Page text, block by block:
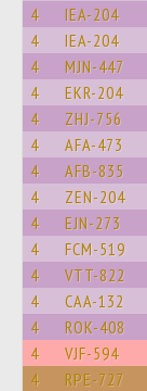
4 IEA-204
4 IEA-204
4 MJN-447
4 EKR-204
4 ZHJ-756
4 AFA-473
4 AFB-835
4 ZEN-204
4 EJN-273
4 FCM-519
4 VTT-822
4 CAA-132
4 ROK-408
4 VJF-594
4 RPE-727